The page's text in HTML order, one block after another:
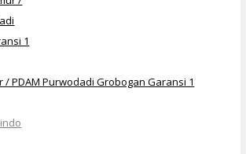
/ PDAM Purwodadi Grobogan Garansi 1